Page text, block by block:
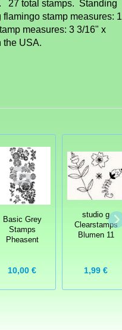
27 total stamps. Standing
stamp measures: 1
measures: 3 3/16" x
the USA.
Basic Grey
Stamps
Pheasent
10,00 €
studio g
Clearstamps
Blumen 11
1,99 €